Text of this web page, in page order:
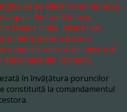
se află în comuniune cu
din toată lumea,
Statele Unite, biserici ale
Reformate și Biserici
respectă statutul de amvon al
Reformate din România.
în învățătura poruncilor
constituită la comandamentul